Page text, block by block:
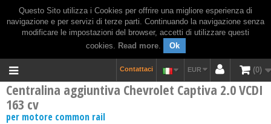
Questo Sito utilizza i Cookies per offrire una migliore esperienza di
navigazione e per servizi di terze parti. Continuando la navigazione senza
modificare le impostazioni del browser, accetti di utilizzare questi
cookies. Read more. Ok
0
EUR
Contattaci
Centralina aggiuntiva Chevrolet Captiva 2.0 VCDI
163 cv
per motore common rail